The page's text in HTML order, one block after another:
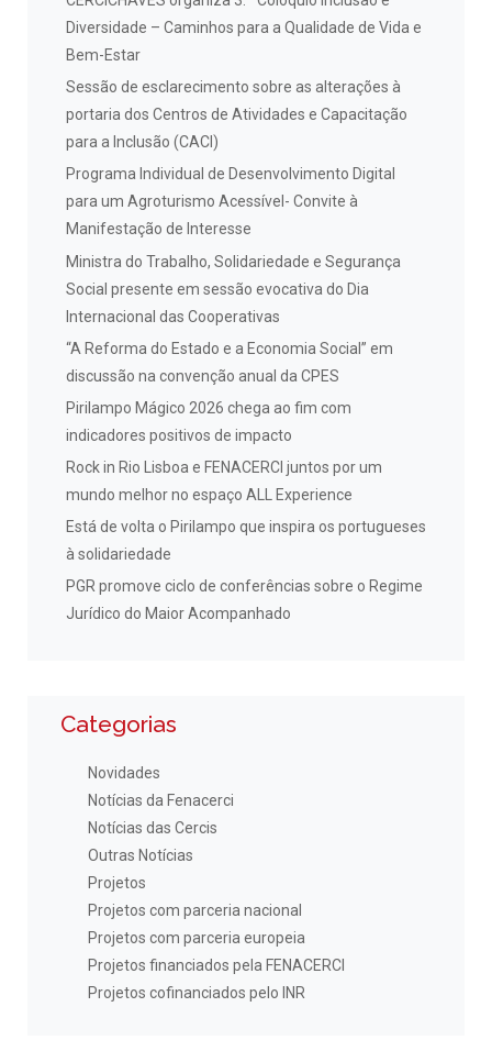
Diversidade – Caminhos para a Qualidade de Vida e
Bem-Estar
Sessão de esclarecimento sobre as alterações à
portaria dos Centros de Atividades e Capacitação
para a Inclusão (CACI)
Programa Individual de Desenvolvimento Digital
para um Agroturismo Acessível- Convite à
Manifestação de Interesse
Ministra do Trabalho, Solidariedade e Segurança
Social presente em sessão evocativa do Dia
Internacional das Cooperativas
“A Reforma do Estado e a Economia Social” em
discussão na convenção anual da CPES
Pirilampo Mágico 2026 chega ao fim com
indicadores positivos de impacto
Rock in Rio Lisboa e FENACERCI juntos por um
mundo melhor no espaço ALL Experience
Está de volta o Pirilampo que inspira os portugueses
à solidariedade
PGR promove ciclo de conferências sobre o Regime
Jurídico do Maior Acompanhado
Categorias
Novidades
Notícias da Fenacerci
Notícias das Cercis
Outras Notícias
Projetos
Projetos com parceria nacional
Projetos com parceria europeia
Projetos financiados pela FENACERCI
Projetos cofinanciados pelo INR